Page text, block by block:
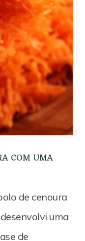
COM UMA
de cenoura
uma
de